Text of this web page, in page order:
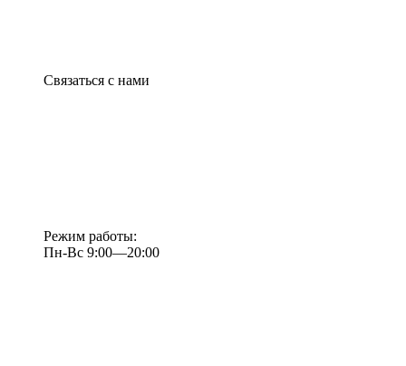
Связаться с нами
Режим работы:
Пн-Вс 9:00—20:00